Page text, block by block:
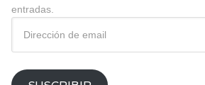
entradas.
email